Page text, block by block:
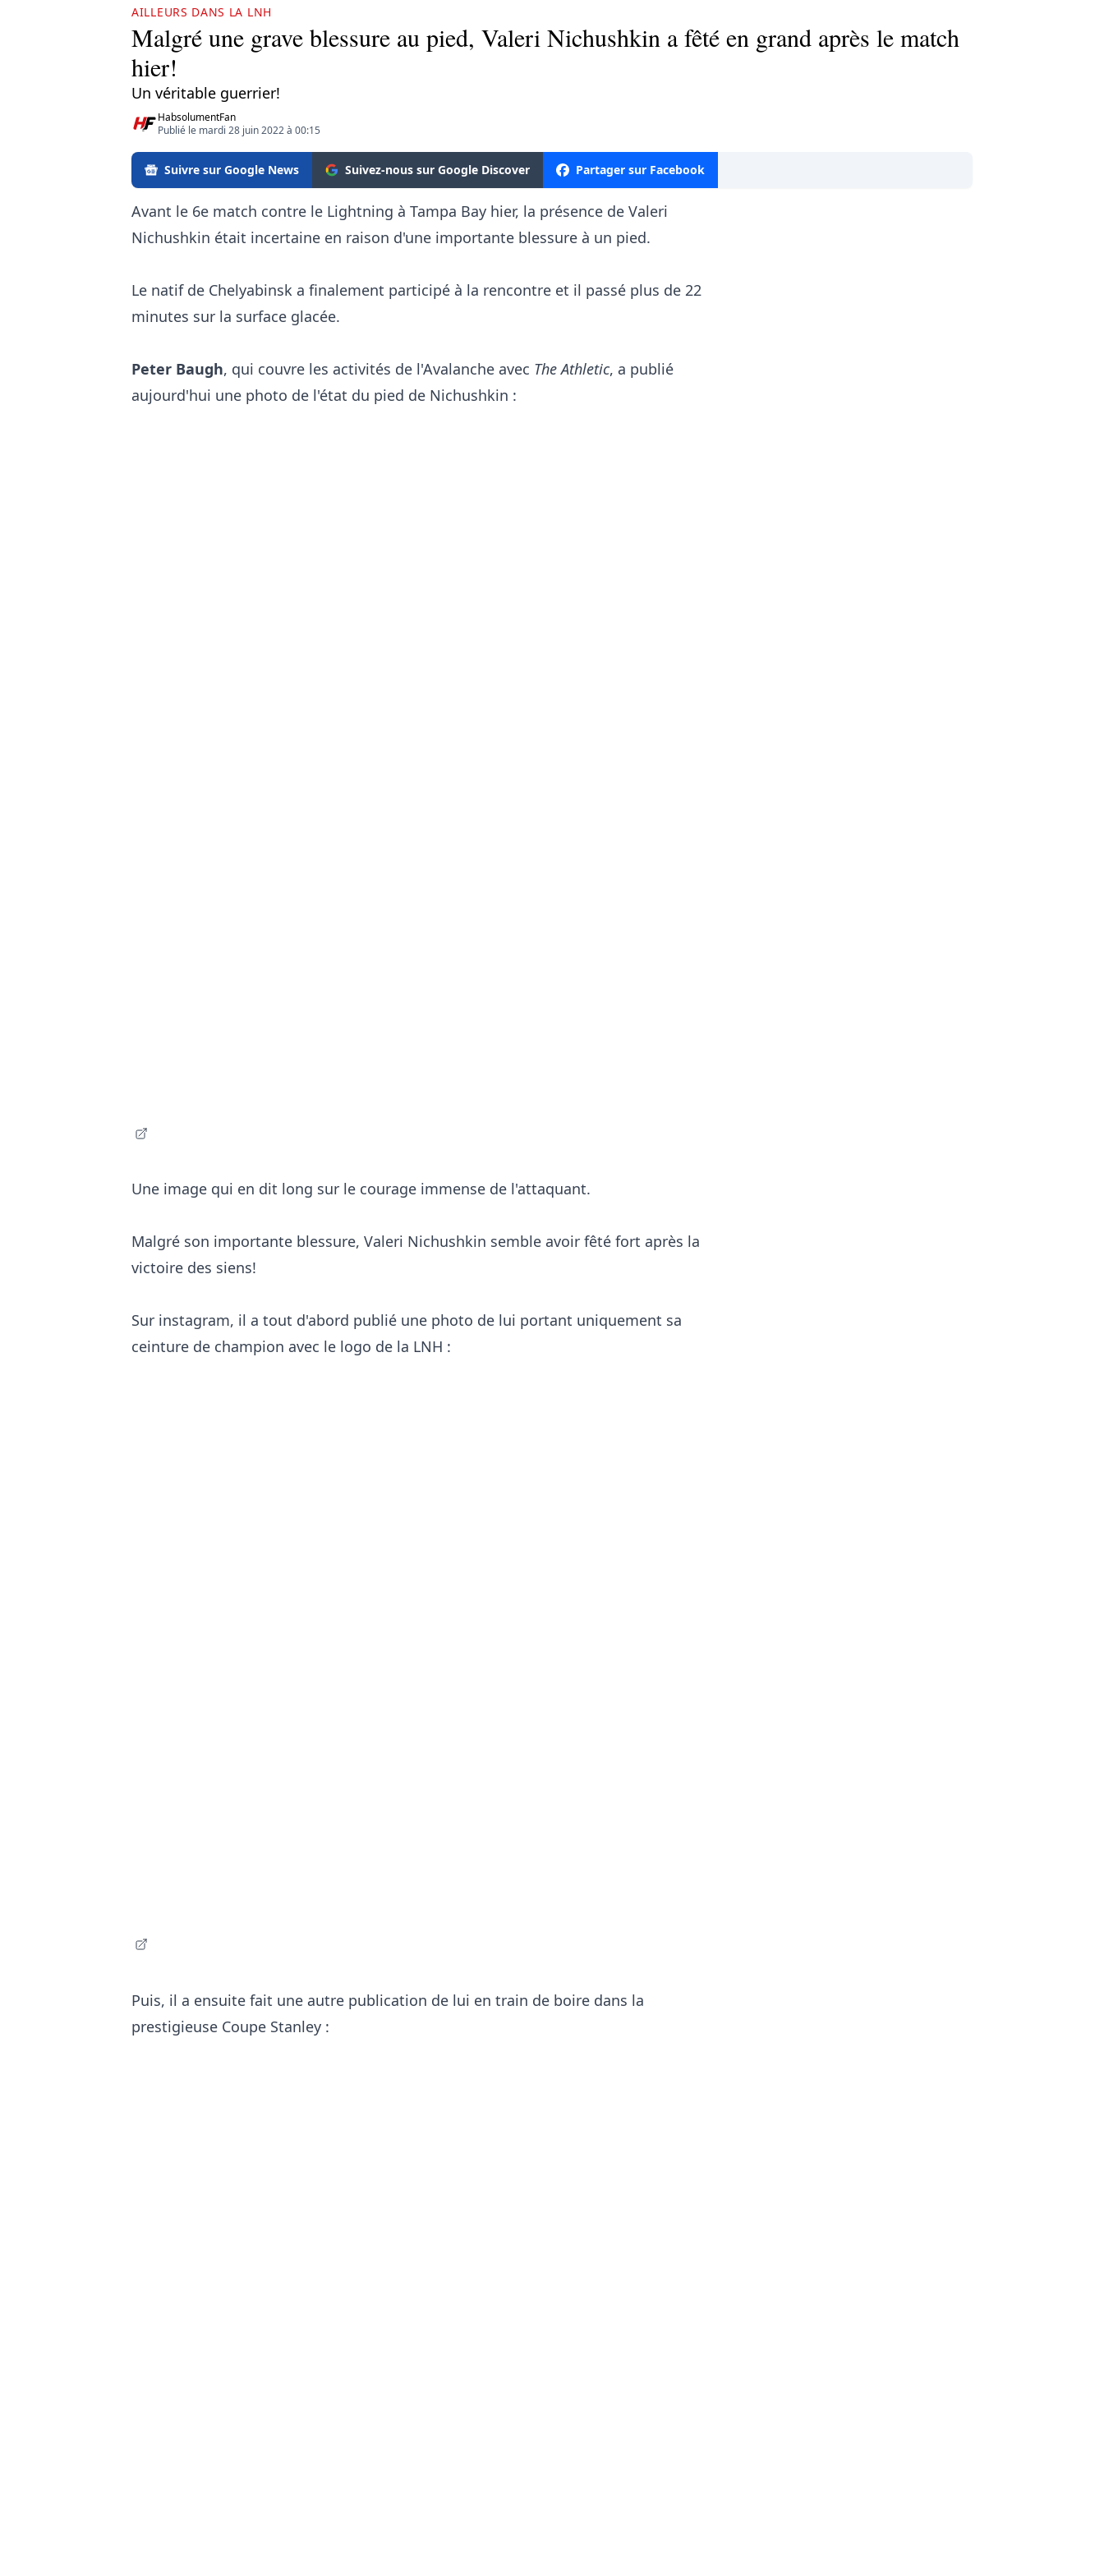
AILLEURS DANS LA LNH
Malgré une grave blessure au pied, Valeri Nichushkin a fêté en grand après le match
hier!
Un véritable guerrier!
HabsolumentFan
Publié le mardi 28 juin 2022 à 00:15
Suivre sur Google News Suivez-nous sur Google Discover Partager sur Facebook
Avant le 6e match contre le Lightning à Tampa Bay hier, la présence de Valeri
Nichushkin était incertaine en raison d'une importante blessure à un pied.
Le natif de Chelyabinsk a finalement participé à la rencontre et il passé plus de 22
minutes sur la surface glacée.
Peter Baugh, qui couvre les activités de l'Avalanche avec The Athletic, a publié
aujourd'hui une photo de l'état du pied de Nichushkin :
Une image qui en dit long sur le courage immense de l'attaquant.
Malgré son importante blessure, Valeri Nichushkin semble avoir fêté fort après la
victoire des siens!
Sur instagram, il a tout d'abord publié une photo de lui portant uniquement sa
ceinture de champion avec le logo de la LNH :
Puis, il a ensuite fait une autre publication de lui en train de boire dans la
prestigieuse Coupe Stanley :